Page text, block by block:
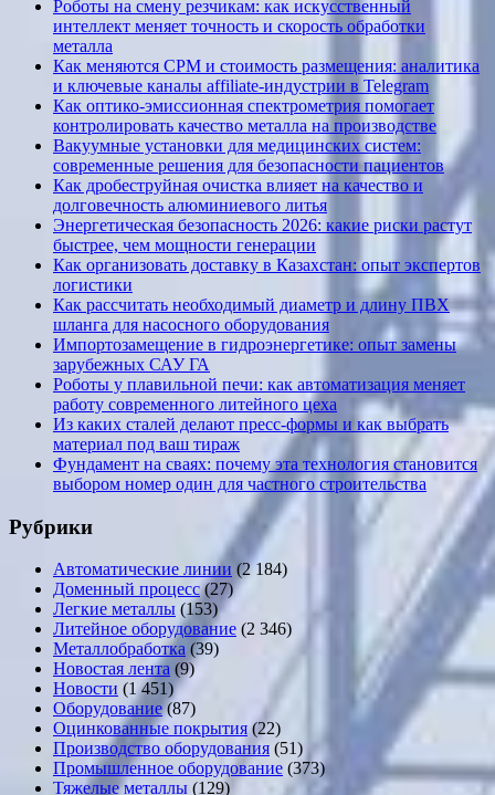
Роботы на смену резчикам: как искусственный
интеллект меняет точность и скорость обработки
металла
Как меняются CPM и стоимость размещения: аналитика
и ключевые каналы affiliate-индустрии в Telegram
Как оптико-эмиссионная спектрометрия помогает
контролировать качество металла на производстве
Вакуумные установки для медицинских систем:
современные решения для безопасности пациентов
Как дробеструйная очистка влияет на качество и
долговечность алюминиевого литья
Энергетическая безопасность 2026: какие риски растут
быстрее, чем мощности генерации
Как организовать доставку в Казахстан: опыт экспертов
логистики
Как рассчитать необходимый диаметр и длину ПВХ
шланга для насосного оборудования
Импортозамещение в гидроэнергетике: опыт замены
зарубежных САУ ГА
Роботы у плавильной печи: как автоматизация меняет
работу современного литейного цеха
Из каких сталей делают пресс-формы и как выбрать
материал под ваш тираж
Фундамент на сваях: почему эта технология становится
выбором номер один для частного строительства
Рубрики
Автоматические линии (2 184)
Доменный процесс(27)
Легкие металлы (153)
Литейное оборудование (2 346)
Металлобработка (39)
Новостая лента (9)
Новости (1 451)
Оборудование(87)
Оцинкованные покрытия (22)
Производство оборудования (51)
Промышленное оборудование (373)
Тяжелые металлы (129)